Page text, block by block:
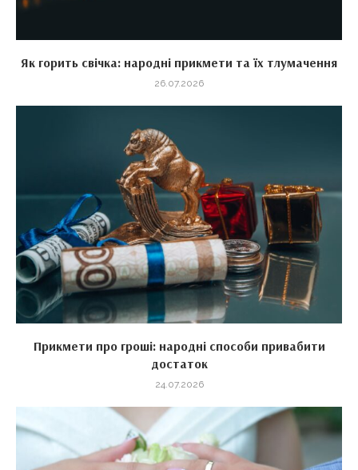
Як горить свічка: народні прикмети та їх тлумачення
26.07.2026
Прикмети про гроші: народні способи привабити
достаток
24.07.2026